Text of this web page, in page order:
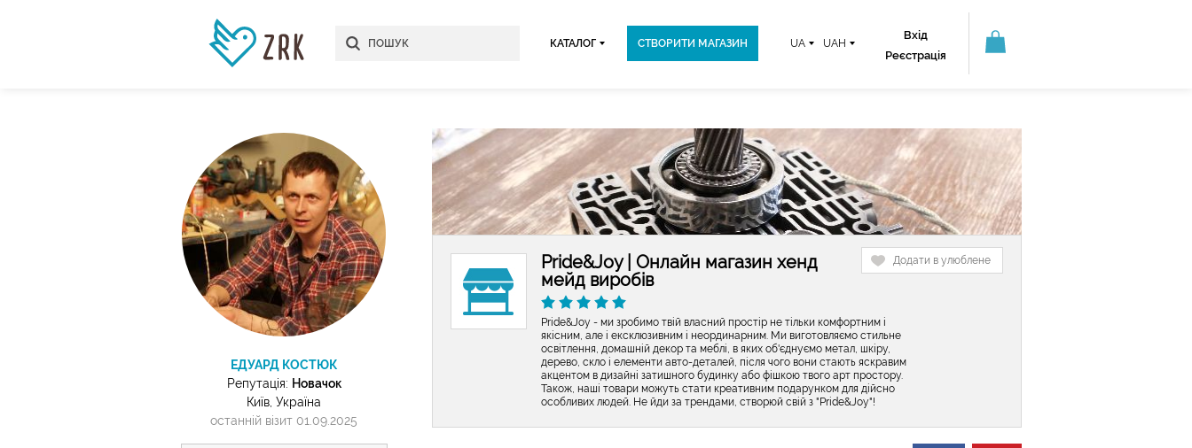
КАТАЛОГ
Вхід
Реєстрація
UAH
UA
СТВОРИТИ МАГАЗИН
ЕДУАРД КОСТЮК
Репутація: Новачок
Київ, Україна
останній візит 01.09.2025
Додати в улюблене
Pride&Joy | Онлайн магазин хенд
мейд виробів
Pride&Joy - ми зробимо твій власний простір не тільки комфортним і
якісним, але і ексклюзивним і неординарним. Ми виготовляємо стильне
освітлення, домашній декор та меблі, в яких об'єднуємо метал, шкіру,
дерево, скло і елементи авто-деталей, після чого вони стають яскравим
акцентом в дизайні затишного будинку або фішкою твого арт простору.
Також, наші товари можуть стати креативним подарунком для дійсно
особливих людей. Не йди за трендами, створюй свій з "Pride&Joy"!